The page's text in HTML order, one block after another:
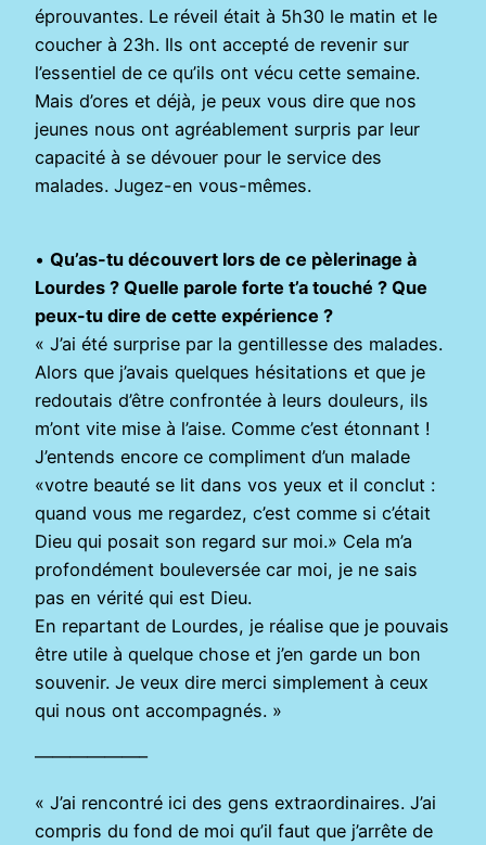
éprouvantes. Le réveil était à 5h30 le matin et le
coucher à 23h. Ils ont accepté de revenir sur
l’essentiel de ce qu’ils ont vécu cette semaine.
Mais d’ores et déjà, je peux vous dire que nos
jeunes nous ont agréablement surpris par leur
capacité à se dévouer pour le service des
malades. Jugez-en vous-mêmes.
• Qu’as-tu découvert lors de ce pèlerinage à
Lourdes ? Quelle parole forte t’a touché ? Que
peux-tu dire de cette expérience ?
« J’ai été surprise par la gentillesse des malades.
Alors que j’avais quelques hésitations et que je
redoutais d’être confrontée à leurs douleurs, ils
m’ont vite mise à l’aise. Comme c’est étonnant !
J’entends encore ce compliment d’un malade
«votre beauté se lit dans vos yeux et il conclut :
quand vous me regardez, c’est comme si c’était
Dieu qui posait son regard sur moi.» Cela m’a
profondément bouleversée car moi, je ne sais
pas en vérité qui est Dieu.
En repartant de Lourdes, je réalise que je pouvais
être utile à quelque chose et j’en garde un bon
souvenir. Je veux dire merci simplement à ceux
qui nous ont accompagnés. »
——————–
« J’ai rencontré ici des gens extraordinaires. J’ai
compris du fond de moi qu’il faut que j’arrête de